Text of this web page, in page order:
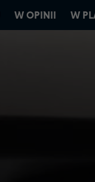
W OPINII W